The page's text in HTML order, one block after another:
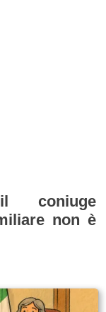
coniuge
non è